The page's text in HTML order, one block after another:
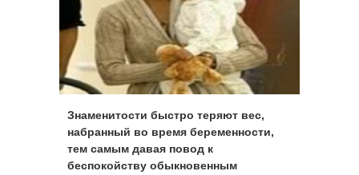
Знаменитости быстро теряют вес,
набранный во время беременности,
тем самым давая повод к
беспокойству обыкновенным